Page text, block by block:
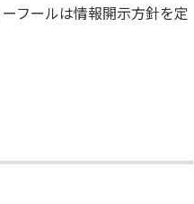
フールは情報開示方針を定